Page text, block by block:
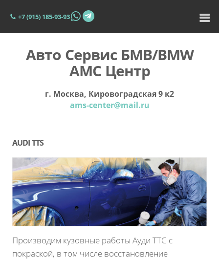
+7 (915) 185-93-93
Авто Сервис БМВ/BMW
АМС Центр
г. Москва, Кировоградская 9 к2
ams-center@mail.ru
AUDI TTS
Производим кузовные работы Ауди ТТС с
покраской, в том числе восстановление